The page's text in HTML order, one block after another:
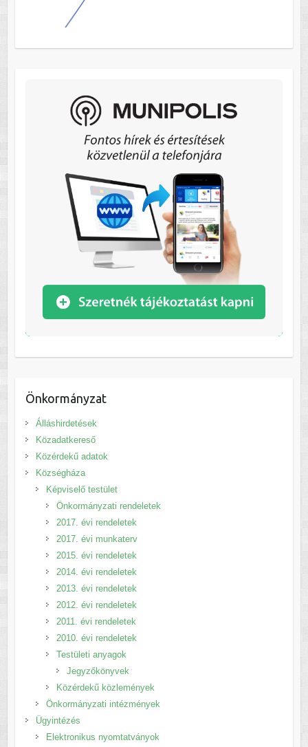
Önkormányzat
Álláshirdetések
Közadatkereső
Közérdekű adatok
Községháza
Képviselő testület
Önkormányzati rendeletek
2017. évi rendeletek
2017. évi munkaterv
2015. évi rendeletek
2014. évi rendeletek
2013. évi rendeletek
2012. évi rendeletek
2011. évi rendeletek
2010. évi rendeletek
Testületi anyagok
Jegyzőkönyvek
Közérdekű közlemények
Önkormányzati intézmények
Ügyintézés
Elektronikus nyomtatványok